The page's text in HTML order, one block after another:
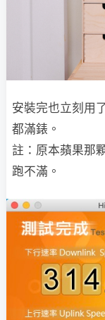
安裝完也立刻用
都滿錶。
註：原本蘋果那
跑不滿。